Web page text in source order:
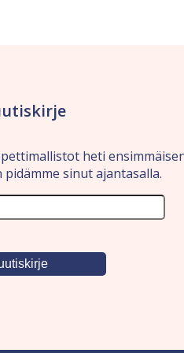
heti
sinut ajantasalla.